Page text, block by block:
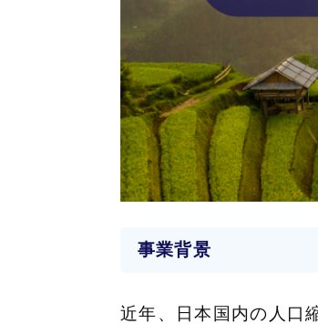
事業背景
近年、日本国内の人口